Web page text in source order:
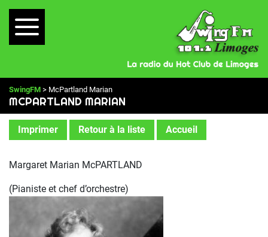
SwingFM > McPartland Marian
MCPARTLAND MARIAN
Imprimer Retour à la liste Accueil
Margaret Marian McPARTLAND
(Pianiste et chef d’orchestre)